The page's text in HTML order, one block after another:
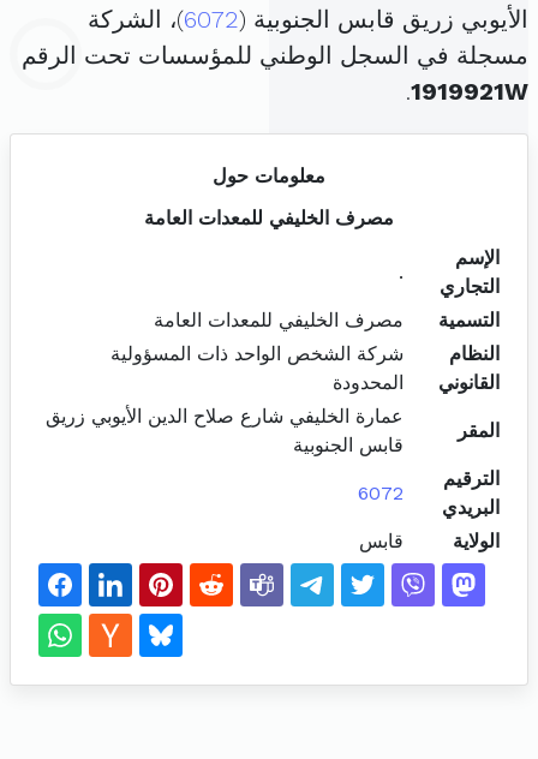
الأيوبي زريق قابس الجنوبية (6072)، الشركة
مسجلة في السجل الوطني للمؤسسات تحت الرقم
1919921W
.
معلومات حول
مصرف الخليفي للمعدات العامة
الإسم
التجاري
.
التسمية
مصرف الخليفي للمعدات العامة
النظام
القانوني
شركة الشخص الواحد ذات المسؤولية
المحدودة
المقر
عمارة الخليفي شارع صلاح الدين الأيوبي زريق
قابس الجنوبية
الترقيم
البريدي
6072
الولاية قابس